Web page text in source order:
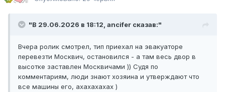
"В 29.06.2026 в 18:12, ancifer сказав:"
Вчера ролик смотрел, тип приехал на эвакуаторе
перевезти Москвич, остановился - а там весь двор в
высотке заставлен Москвичами )) Судя по
комментариям, люди знают хозяина и утверждают что
все машины его, ахахахахах )